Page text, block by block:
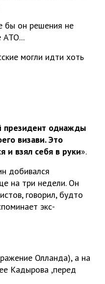
бы он решения не
АТО...
могли идти хоть
президент однажды
визави. Это
и взял себя в руки».
добивался
на три недели. Он
говорил, будто
экс-
Олланда), а на
Кадырова ,перед